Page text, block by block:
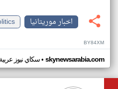
اخبار موريتانيا
BY84XM
سكاي نيوز عربية• skynewsarabia.com